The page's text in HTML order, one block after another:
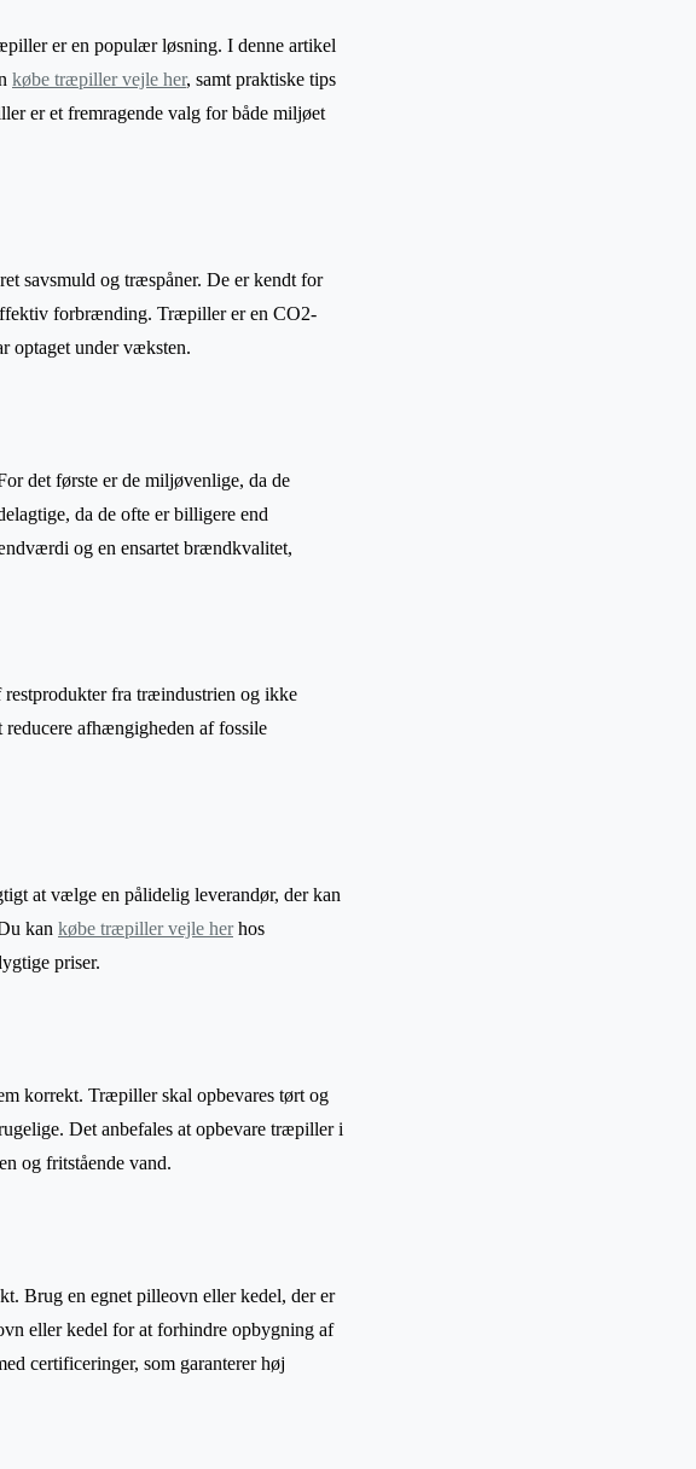
er en populær løsning. I denne artikel
købe træpiller vejle her, samt praktiske tips
er et fremragende valg for både miljøet
savsmuld og træspåner. De er kendt for
forbrænding. Træpiller er en CO2-
optaget under væksten.
det første er de miljøvenlige, da de
da de ofte er billigere end
og en ensartet brændkvalitet,
fra træindustrien og ikke
afhængigheden af fossile
at vælge en pålidelig leverandør, der kan
kan købe træpiller vejle herhos
priser.
korrekt. Træpiller skal opbevares tørt og
Det anbefales at opbevare træpiller i
og fritstående vand.
Brug en egnet pilleovn eller kedel, der er
eller kedel for at forhindre opbygning af
certificeringer, som garanterer høj